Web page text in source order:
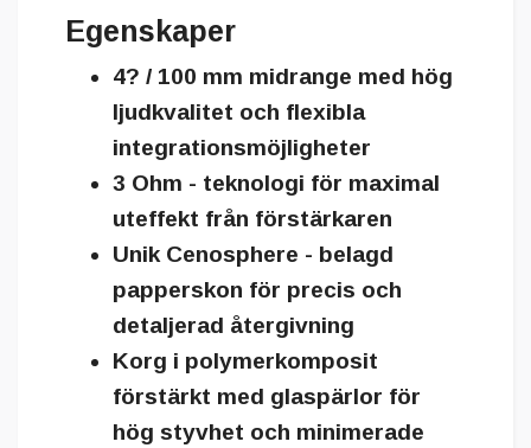
Egenskaper
4? / 100 mm midrange med hög
ljudkvalitet och flexibla
integrationsmöjligheter
3 Ohm - teknologi för maximal
uteffekt från förstärkaren
Unik Cenosphere - belagd
papperskon för precis och
detaljerad återgivning
Korg i polymerkomposit
förstärkt med glaspärlor för
hög styvhet och minimerade